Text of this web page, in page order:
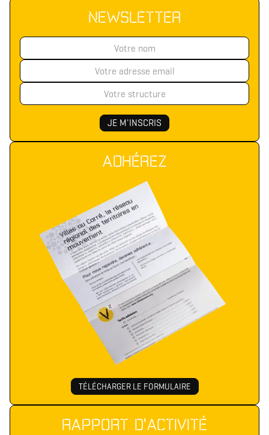
NEWSLETTER
ADHÉREZ
TÉLÉCHARGER LE FORMULAIRE
RAPPORT D'ACTIVITÉ